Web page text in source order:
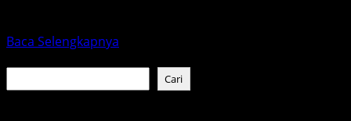
Baca Selengkapnya
Dari
Cari